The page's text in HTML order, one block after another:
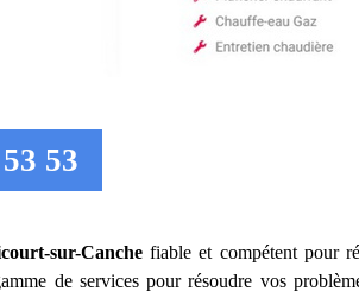
53
sur-Canchefiable et compétent pour
de services pour résoudre vos